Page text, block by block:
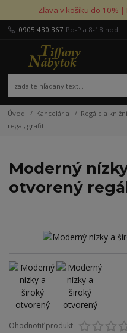
Zľava v košíku do 10% |
0905 430 367 Po-Pia 8-18 hod.
Úvod Kancelária Regále a
regál, grafit
Moderný
otvorený
Ohodnotiť produkt